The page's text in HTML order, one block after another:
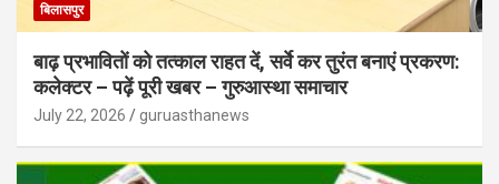
बिलासपुर
बाढ़ प्रभावितों को तत्काल राहत दें, सर्वे कर तुरंत बनाएं प्रकरण:
कलेक्टर – पढ़ें पूरी खबर – गुरुआस्था समाचार
July 22, 2026 guruasthanews